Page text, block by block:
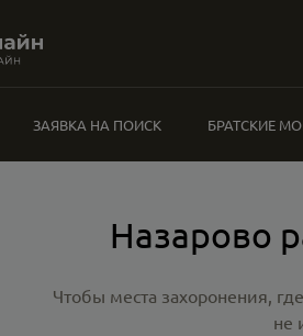
ЗАЯВКА НА ПОИСК БРАТСКИЕ
Назарово
Чтобы места захоронения,
не